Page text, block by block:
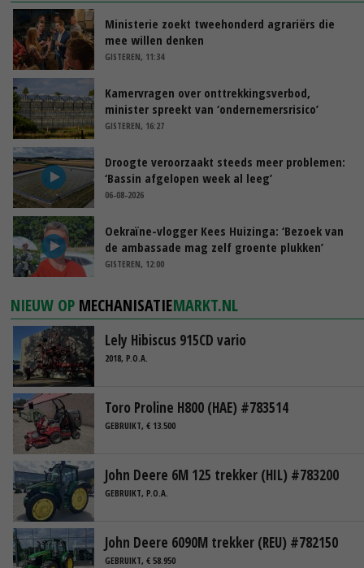
Ministerie zoekt tweehonderd agrariërs die
mee willen denken
GISTEREN, 11:34
Kamervragen over onttrekkingsverbod,
minister spreekt van ‘ondernemersrisico’
GISTEREN, 16:27
Droogte veroorzaakt steeds meer problemen:
‘Bassin afgelopen week al leeg’
06-08-2026
Oekraïne-vlogger Kees Huizinga: ‘Bezoek van
de ambassade mag zelf groente plukken’
GISTEREN, 12:00
NIEUW OP MECHANISATIEMARKT.NL
Lely Hibiscus 915CD vario
2018, P.O.A.
Toro Proline H800 (HAE) #783514
GEBRUIKT, € 13.500
John Deere 6M 125 trekker (HIL) #783200
GEBRUIKT, P.O.A.
John Deere 6090M trekker (REU) #782150
GEBRUIKT, € 58.950